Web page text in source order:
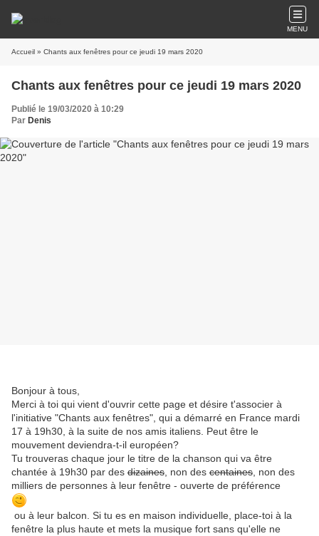
MENU
Accueil » Chants aux fenêtres pour ce jeudi 19 mars 2020
Chants aux fenêtres pour ce jeudi 19 mars 2020
Publié le 19/03/2020 à 10:29
Par Denis
Bonjour à tous,
Merci à toi qui vient d'ouvrir cette page et désire t'associer à
l'initiative "Chants aux fenêtres", qui a démarré en France mardi
17 à 19h30, à la suite de nos amis italiens. Peut être le
mouvement deviendra-t-il européen?
Tu trouveras chaque jour le titre de la chanson qui va être
chantée à 19h30 par des dizaines , non des centaines , non des
milliers de personnes à leur fenêtre - ouverte de préférence
ou à leur balcon. Si tu es en maison individuelle, place-toi à la
fenêtre la plus haute et mets la musique fort sans qu'elle ne